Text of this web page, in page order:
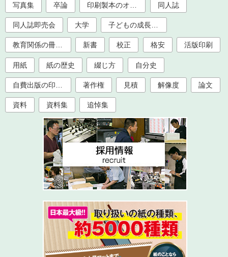
写真集 卒論 同人誌
同人誌即売会 大学
教育関係の冊子印刷（大学、学校、塾） 新書 校正 格安 活版印刷
用紙 紙の歴史 綴じ方 自分史
著作権 見積 解像度 論文
資料 資料集 追悼集